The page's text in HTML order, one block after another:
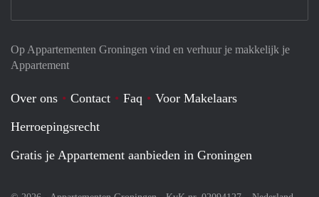
Op Appartementen Groningen vind en verhuur je makkelijk je
Appartement
Over ons Contact Faq
Voor Makelaars
Herroepingsrecht
Gratis je Appartement aanbieden in Groningen